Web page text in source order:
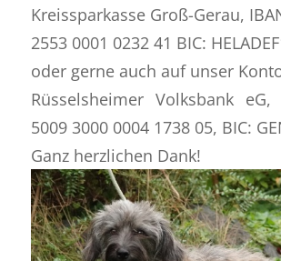
Kreissparkasse Groß-Gerau,
2553 0001 0232 41 BIC:
oder gerne auch auf unser
Rüsselsheimer Volksbank eG,
5009 3000 0004 1738 05, BIC:
Ganz herzlichen Dank!